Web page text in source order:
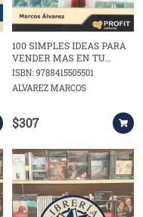
100 SIMPLES IDEAS PARA
VENDER MAS EN TU
TIENDA
ISBN: 9788415505501
ALVAREZ MARCOS
$307